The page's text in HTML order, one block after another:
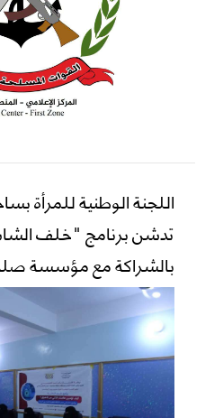
اللجنة الوطنية
تدشن برنامج "خلف
بالشراكة مع مؤسسة